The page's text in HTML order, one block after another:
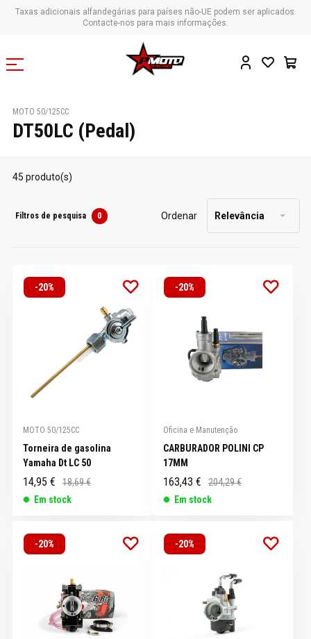
Taxas adicionais alfandegárias para países não-UE podem ser aplicados.
Contacte-nos para mais informações.
MOTO 50/125CC
DT50LC (Pedal)
45 produto(s)
Filtros de pesquisa 0 Ordenar Relevância
-20%
MOTO 50/125CC
Torneira de gasolina
Yamaha Dt LC 50
14,95 €
18,69 €
Em stock
-20%
Oficina e Manutenção
CARBURADOR POLINI CP
17MM
163,43 €
204,29 €
Em stock
-20% -20%